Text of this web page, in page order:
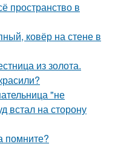
пространство в
ковёр на стене в
из золота.
"не
встал на сторону
помните?